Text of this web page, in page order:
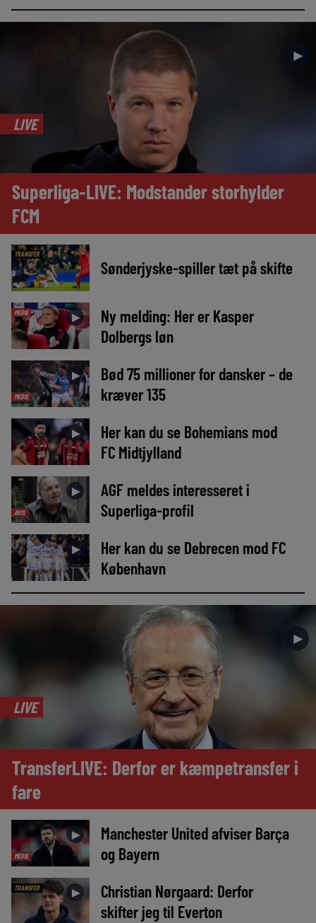
►
LIVE
Superliga-LIVE: Modstander storhylder
FCM
TRANSFER
Sønderjyske-spiller tæt på skifte
MEDIE ►
Ny melding: Her er Kasper
Dolbergs løn
MEDIE
►
Bød 75 millioner for dansker – de
kræver 135
►
Her kan du se Bohemians mod
FC Midtjylland
AVIS
►
AGF meldes interesseret i
Superliga-profil
►
Her kan du se Debrecen mod FC
København
►
LIVE
TransferLIVE: Derfor er kæmpetransfer i
fare
MEDIE
►
Manchester United afviser Barça
og Bayern
TRANSFER ►
Christian Nørgaard: Derfor
skifter jeg til Everton